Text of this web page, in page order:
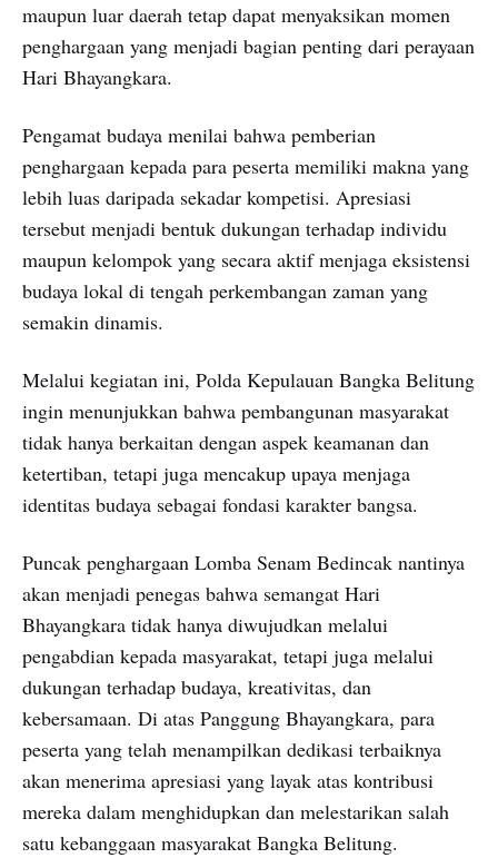
maupun luar daerah tetap dapat menyaksikan momen
penghargaan yang menjadi bagian penting dari perayaan
Hari Bhayangkara.
Pengamat budaya menilai bahwa pemberian
penghargaan kepada para peserta memiliki makna yang
lebih luas daripada sekadar kompetisi. Apresiasi
tersebut menjadi bentuk dukungan terhadap individu
maupun kelompok yang secara aktif menjaga eksistensi
budaya lokal di tengah perkembangan zaman yang
semakin dinamis.
Melalui kegiatan ini, Polda Kepulauan Bangka Belitung
ingin menunjukkan bahwa pembangunan masyarakat
tidak hanya berkaitan dengan aspek keamanan dan
ketertiban, tetapi juga mencakup upaya menjaga
identitas budaya sebagai fondasi karakter bangsa.
Puncak penghargaan Lomba Senam Bedincak nantinya
akan menjadi penegas bahwa semangat Hari
Bhayangkara tidak hanya diwujudkan melalui
pengabdian kepada masyarakat, tetapi juga melalui
dukungan terhadap budaya, kreativitas, dan
kebersamaan. Di atas Panggung Bhayangkara, para
peserta yang telah menampilkan dedikasi terbaiknya
akan menerima apresiasi yang layak atas kontribusi
mereka dalam menghidupkan dan melestarikan salah
satu kebanggaan masyarakat Bangka Belitung.